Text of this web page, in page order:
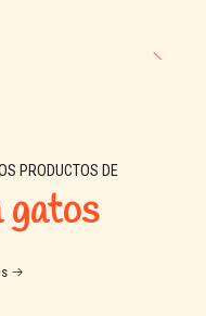
PRODUCTOS DE
gatos